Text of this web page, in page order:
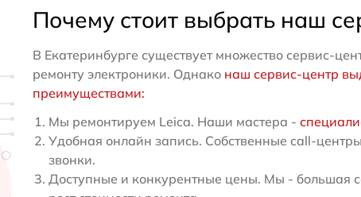
Почему стоит выбрать наш
В Екатеринбурге существует множество сервис-
ремонту электроники. Однако наш сервис-центр
преимуществами:
Мы ремонтируем Leica. Наши мастера -
Удобная онлайн запись. Собственные call-
звонки.
Доступные и конкурентные цены. Мы - большая